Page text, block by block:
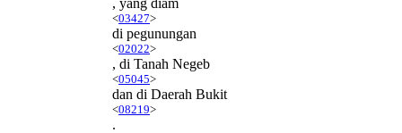
<03427>
di pegunungan
<02022>
, di Tanah Negeb
<05045>
dan di Daerah Bukit
<08219>
.